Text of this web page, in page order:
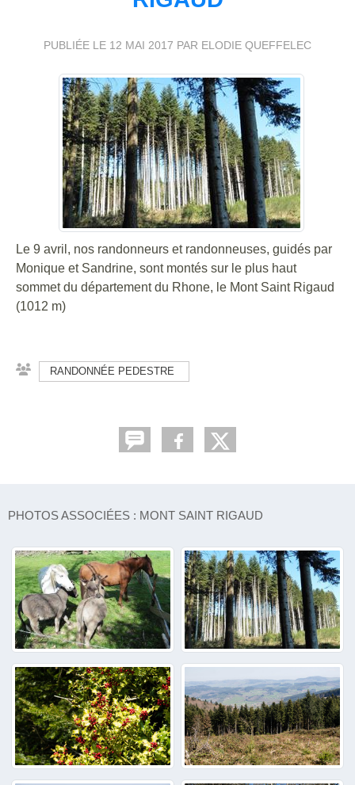
PUBLIÉE LE 12 MAI 2017 PAR ELODIE QUEFFELEC
Le 9 avril, nos randonneurs et randonneuses, guidés par
Monique et Sandrine, sont montés sur le plus haut
sommet du département du Rhone, le Mont Saint Rigaud
(1012 m)
RANDONNÉE PEDESTRE
PHOTOS ASSOCIÉES : MONT SAINT RIGAUD